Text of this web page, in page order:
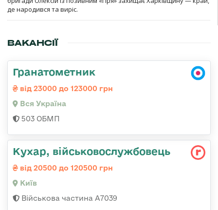
де народився та виріс.
ВАКАНСІЇ
Гранатометник
від 23000 до 123000 грн
Вся Україна
503 ОБМП
Кухар, військовослужбовець
від 20500 до 120500 грн
Київ
Військова частина А7039